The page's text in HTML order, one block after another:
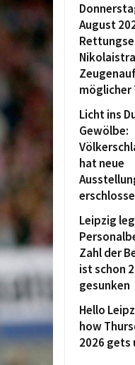
August
möglicher
Licht ins
Gewölbe:
hat neue
Leipzig
Zahl der
ist schon
gesunken
Hello
how
2026 gets